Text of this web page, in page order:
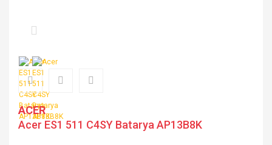
ACER
Acer ES1 511 C4SY Batarya AP13B8K